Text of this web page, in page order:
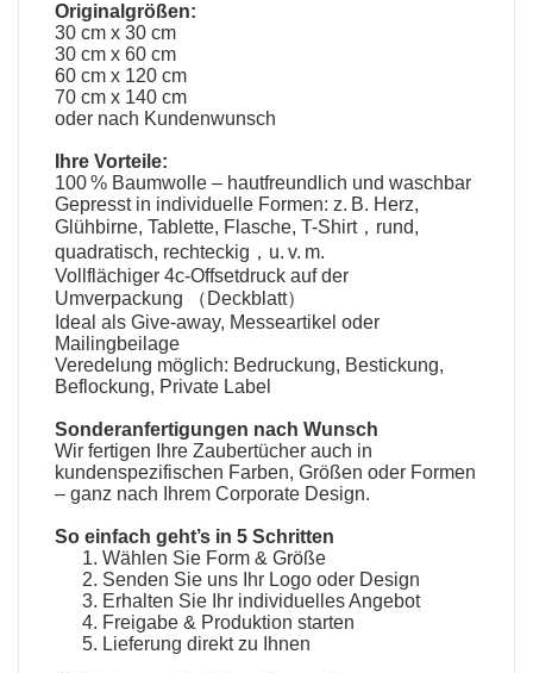
Originalgrößen:
30 cm x 30 cm
30 cm x 60 cm
60 cm x 120 cm
70 cm x 140 cm
oder nach Kundenwunsch
Ihre Vorteile:
100 % Baumwolle – hautfreundlich und waschbar
Gepresst in individuelle Formen: z. B. Herz,
Glühbirne, Tablette, Flasche, T-Shirt，rund,
quadratisch, rechteckig，u. v. m.
Vollflächiger 4c-Offsetdruck auf der
Umverpackung （Deckblatt）
Ideal als Give-away, Messeartikel oder
Mailingbeilage
Veredelung möglich: Bedruckung, Bestickung,
Beflockung, Private Label
Sonderanfertigungen nach Wunsch
Wir fertigen Ihre Zaubertücher auch in
kundenspezifischen Farben, Größen oder Formen
– ganz nach Ihrem Corporate Design.
So einfach geht’s in 5 Schritten
Wählen Sie Form & Größe
Senden Sie uns Ihr Logo oder Design
Erhalten Sie Ihr individuelles Angebot
Freigabe & Produktion starten
Lieferung direkt zu Ihnen